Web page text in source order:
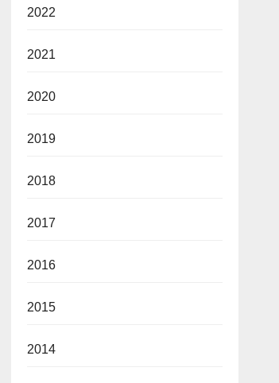
2022
2021
2020
2019
2018
2017
2016
2015
2014